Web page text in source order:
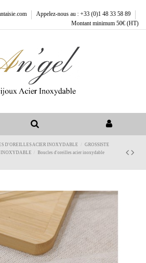
Appelez-nous au : +33 (0)1 48 33 58 89
Montant minimum 50€ (HT)
D'OREILLES ACIER INOXYDABLE
GROSSISTE
INOXYDABLE
Boucles d'oreilles acier inoxydable